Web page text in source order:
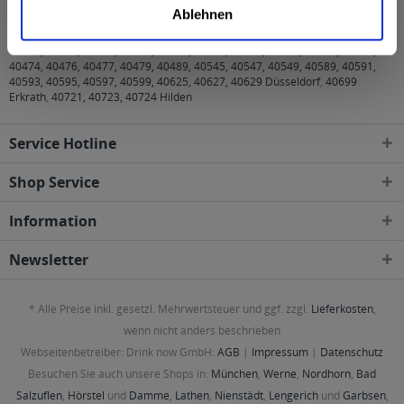
Ablehnen
40210, 40211, 40212, 40213, 40215, 40217, 40219, 40221, 40223, 40225,
40227, 40229, 40231, 40233, 40235, 40237, 40239, 40468, 40470, 40472,
40474, 40476, 40477, 40479, 40489, 40545, 40547, 40549, 40589, 40591,
40593, 40595, 40597, 40599, 40625, 40627, 40629 Düsseldorf, 40699
Erkrath, 40721, 40723, 40724 Hilden
Service Hotline
Shop Service
Information
Newsletter
* Alle Preise inkl. gesetzl. Mehrwertsteuer und ggf. zzgl. Lieferkosten,
wenn nicht anders beschrieben
Webseitenbetreiber: Drink now GmbH: AGB | Impressum | Datenschutz
Besuchen Sie auch unsere Shops in: München, Werne, Nordhorn, Bad
Salzuflen, Hörstel und Damme, Lathen, Nienstädt, Lengerichund Garbsen,